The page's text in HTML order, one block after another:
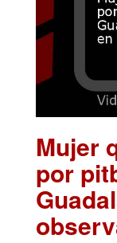
Mujer
por